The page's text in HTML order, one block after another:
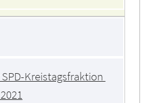
Kreistagsfraktion